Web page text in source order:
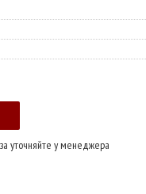
уточняйте у менеджера